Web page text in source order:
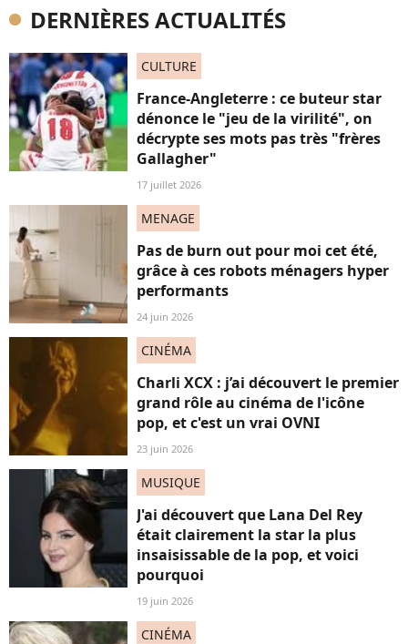
DERNIÈRES ACTUALITÉS
CULTURE
France-Angleterre : ce buteur star
dénonce le "jeu de la virilité", on
décrypte ses mots pas très "frères
Gallagher"
17 juillet 2026
MENAGE
Pas de burn out pour moi cet été,
grâce à ces robots ménagers hyper
performants
24 juin 2026
CINÉMA
Charli XCX : j’ai découvert le premier
grand rôle au cinéma de l'icône
pop, et c'est un vrai OVNI
23 juin 2026
MUSIQUE
J'ai découvert que Lana Del Rey
était clairement la star la plus
insaisissable de la pop, et voici
pourquoi
19 juin 2026
CINÉMA